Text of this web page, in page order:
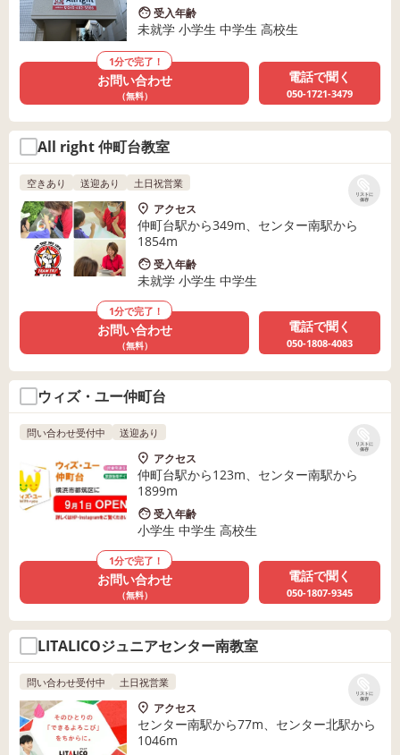
受入年齢
未就学 小学生 中学生 高校生
1分で完了！
お問い合わせ
（無料）
電話で聞く
050-1721-3479
All right 仲町台教室
リストに
保存
空きあり 送迎あり 土日祝営業
アクセス
仲町台駅から349m、センター南駅から
1854m
受入年齢
未就学 小学生 中学生
1分で完了！
お問い合わせ
（無料）
電話で聞く
050-1808-4083
ウィズ・ユー仲町台
リストに
保存
問い合わせ受付中 送迎あり
アクセス
仲町台駅から123m、センター南駅から
1899m
受入年齢
小学生 中学生 高校生
1分で完了！
お問い合わせ
（無料）
電話で聞く
050-1807-9345
LITALICOジュニアセンター南教室
リストに
保存
問い合わせ受付中 土日祝営業
アクセス
センター南駅から77m、センター北駅から
1046m